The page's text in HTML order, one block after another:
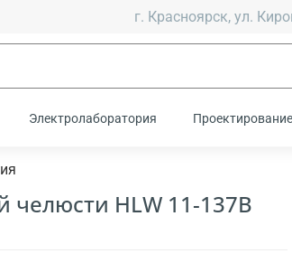
г. Красноярск, ул.
Электролаборатория
HLW 11-137B